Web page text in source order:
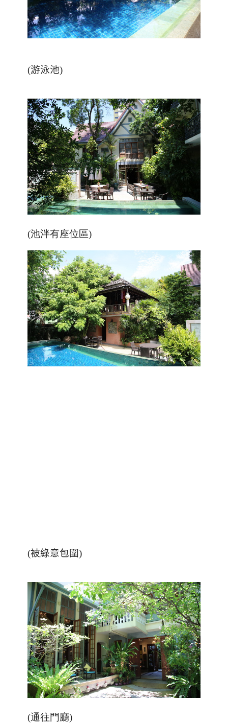
(游泳池)
(池泮有座位區)
(被綠意包圍)
(通往門廳)